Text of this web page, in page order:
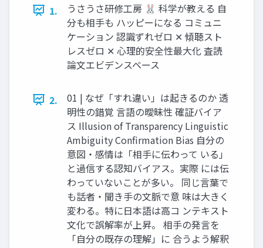
1.
うさうさ研修工房 🐰 科学が教える 自
分も相手も ハッピーになる コミュニ
ケーション 認識ずれゼロ ✕ 傾聴スト
レスゼロ ✕ 心理的安全性最大化 査読
論文エビデンスベース
2.
01 | なぜ「すれ違い」は起きるのか 透
明性の錯覚 言語の曖昧性 確証バイア
ス Illusion of Transparency Linguistic
Ambiguity Confirmation Bias 自分の
意図・感情は「相手に伝わって いる」
と過信する認知バイアス。実際 には伝
わっていないことが多い。 同じ言葉で
も話者・聞き手の文脈で意 味は大きく
変わる。特に日本語は高コ ンテキスト
文化で誤解率が上昇。 相手の発言を
「自分の既存の理解」に 合うよう解釈